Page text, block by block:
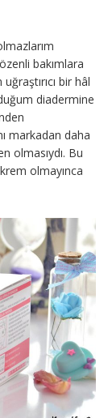
bakımlara
bir hâl
diadermine
markadan daha
olmasıydı. Bu
olmayınca